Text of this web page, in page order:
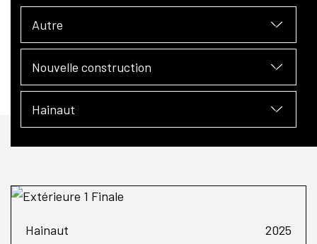
Autre
Nouvelle construction
Hainaut
Hainaut 2025